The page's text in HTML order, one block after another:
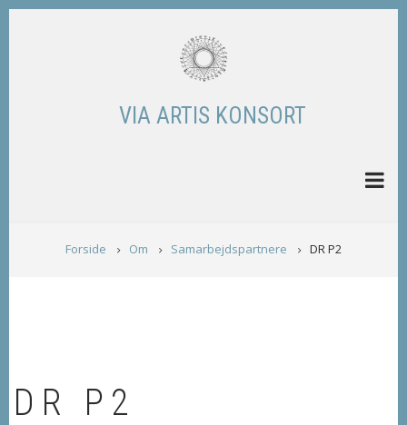
Skip
VIA ARTIS KONSORT
BREADCRUMB
Forside Om Samarbejdspartnere DR P2
DR P2